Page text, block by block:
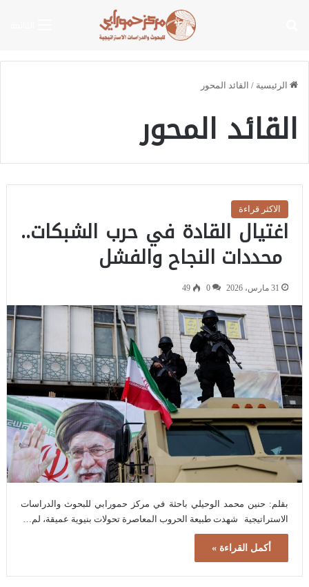
الرئيسية / القائد المحور
القائد المحور
الاكثر قراءة
اغتيال القادة في حرب الشبكات..
محددات النجاح والفشل
31 مارس، 2026 0
49
بقلم: حنين محمد الوحيلي باحثة في مركز حمورابي للبحوث والدراسات
الاستراتيجية شهدت طبيعة الحروب المعاصرة تحولات بنيوية عميقة، لم…
أكمل القراءة »